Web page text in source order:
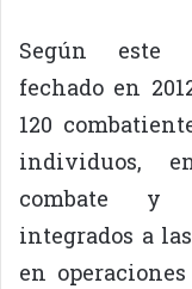
Según este
fechado en
120
individuos,
combate y
integrados a
en